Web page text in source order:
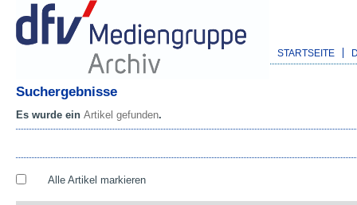
STARTSEITE
Suchergebnisse
Es wurde ein Artikel gefunden.
Alle Artikel markieren